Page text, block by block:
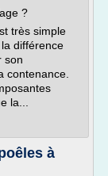
?
très simple
différence
son
contenance.
la...
à